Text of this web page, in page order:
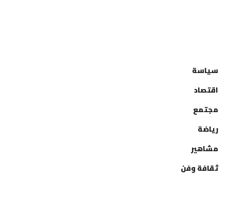
سياسة
اقتصاد
مجتمع
رياضة
مشاهير
ثقافة وفن